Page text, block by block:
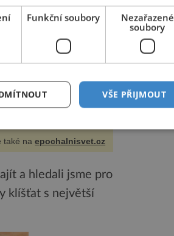
města Sušice se
však zřejmě ví, že
koutu
také naepochalnisvet.cz
a hledali jsme pro
klíšťat s největší
Funkční soubory
Nezařazené
soubory
VŠE PŘIJMOUT